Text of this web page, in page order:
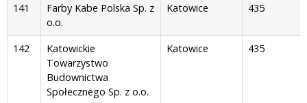
141
Farby Kabe Polska Sp. z
o.o.
Katowice 435
142
Katowickie
Towarzystwo
Budownictwa
Społecznego Sp. z o.o.
Katowice 435